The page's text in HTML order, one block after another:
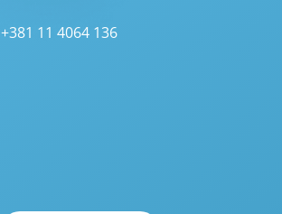
+381 11 4064 136